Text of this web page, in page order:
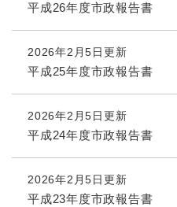
平成26年度市政報告書
2026年2月5日更新
平成25年度市政報告書
2026年2月5日更新
平成24年度市政報告書
2026年2月5日更新
平成23年度市政報告書